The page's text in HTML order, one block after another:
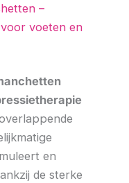
–
voeten en
en
de sterke